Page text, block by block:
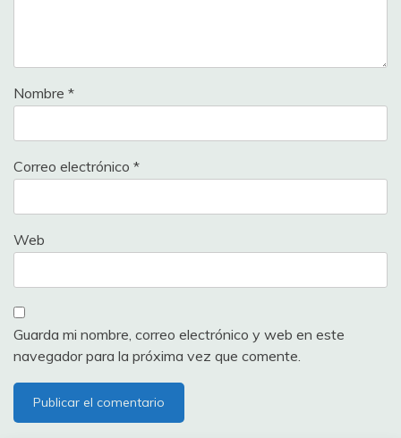
Nombre *
Correo electrónico *
Web
Guarda mi nombre, correo electrónico y web en este
navegador para la próxima vez que comente.